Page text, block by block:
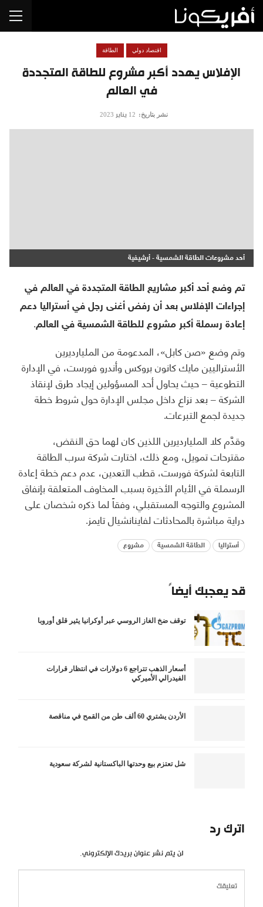
الإفلاس يهدد أكبر مشروع للطاقة المتجددة
في العالم
اقتصاد دولي الطاقة
نشر بتاريخ: 12 يناير 2023
أحد مشروعات الطاقة الشمسية - أرشيفية
تم وضع أحد أكبر مشاريع الطاقة المتجددة في العالم في
إجراءات الإفلاس بعد أن رفض أغنى رجل في أستراليا دعم
إعادة رسملة أكبر مشروع للطاقة الشمسية في العالم.
وتم وضع «صن كابل»، المدعومة من المليارديرين
الأستراليين مايك كانون بروكس وأندرو فورست، في الإدارة
التطوعية – حيث يحاول أحد المسؤولين إيجاد طرق لإنقاذ
الشركة – بعد نزاع داخل مجلس الإدارة حول شروط خطة
جديدة لجمع التبرعات.
وقدَّم كلا المليارديرين اللذين كان لهما حق النقض،
مقترحات تمويل، ومع ذلك، اختارت شركة سرب الطاقة
التابعة لشركة فورست، قطب التعدين، عدم دعم خطة إعادة
الرسملة في الأيام الأخيرة بسبب المخاوف المتعلقة بإنفاق
المشروع والتوجه المستقبلي، وفقاً لما ذكره شخصان على
دراية مباشرة بالمحادثات لفاينانشيال تايمز.
أستراليا الطاقة الشمسية مشروع
قد يعجبك أيضاً
توقف ضخ الغاز الروسي عبر أوكرانيا يثير قلق أوروبا
أسعار الذهب تتراجع 6 دولارات في انتظار قرارات
الفيدرالي الأميركي
الأردن يشتري 60 ألف طن من القمح في مناقصة
شل تعتزم بيع وحدتها الباكستانية لشركة سعودية
اترك رد
لن يتم نشر عنوان بريدك الإلكتروني.